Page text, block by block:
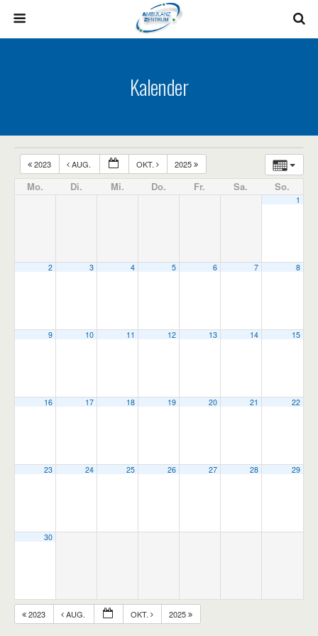
Kalender
2023 AUG. OKT. 2025
Mo. Di. Mi. Do. Fr. Sa. So.
1
2 3 4 5 6 7 8
9 10 11 12 13 14 15
16 17 18 19 20 21 22
23 24 25 26 27 28 29
30
2023 AUG. OKT. 2025